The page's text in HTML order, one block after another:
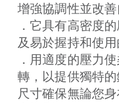
增強協調性並改
．它具有高密度
及易於握持和使
．用適度的壓力
轉，以提供獨特
尺寸確保無論您